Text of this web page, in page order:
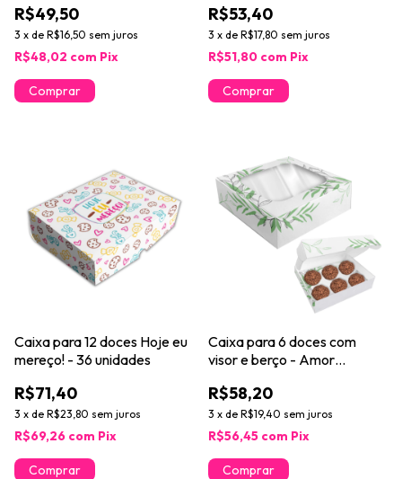
R$49,50
3 x de R$16,50 sem juros
R$48,02 com Pix
R$53,40
3 x de R$17,80 sem juros
R$51,80 com Pix
Caixa para 12 doces Hoje eu
mereço! - 36 unidades
R$71,40
3 x de R$23,80 sem juros
R$69,26 com Pix
Caixa para 6 doces com
visor e berço - Amor
unidades
R$58,20
3 x de R$19,40 sem juros
R$56,45 com Pix